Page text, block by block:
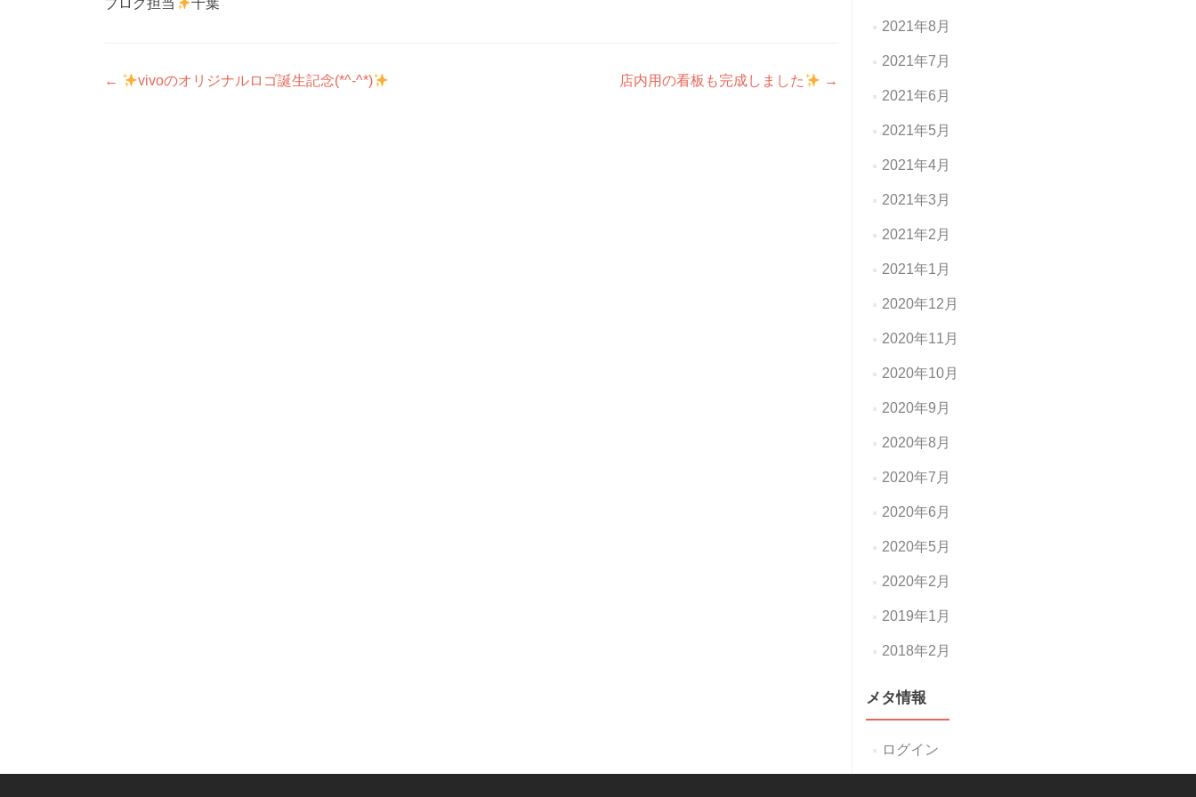
ブログ担当 千葉
投
← vivoのオリジナルロゴ誕生記念(*^-^*) 店内用の看板も完成しました →
2021年8月
2021年7月
2021年6月
2021年5月
2021年4月
2021年3月
2021年2月
2021年1月
2020年12月
2020年11月
2020年10月
2020年9月
2020年8月
2020年7月
2020年6月
2020年5月
2020年2月
2019年1月
2018年2月
メタ情報
ログイン